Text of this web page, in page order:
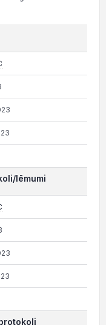
lēmumi